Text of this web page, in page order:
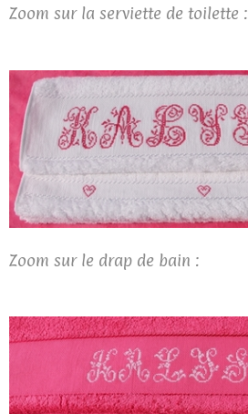
Zoom sur la serviette de toilette :
Zoom sur le drap de bain :